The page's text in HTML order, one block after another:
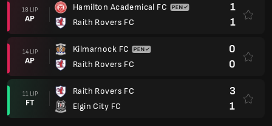
18 LIP
AP
Hamilton Academical FC
Raith Rovers FC
1
1
14 LIP
AP
Kilmarnock FC
Raith Rovers FC
0
0
11 LIP
FT
Raith Rovers FC
Elgin City FC
3
1